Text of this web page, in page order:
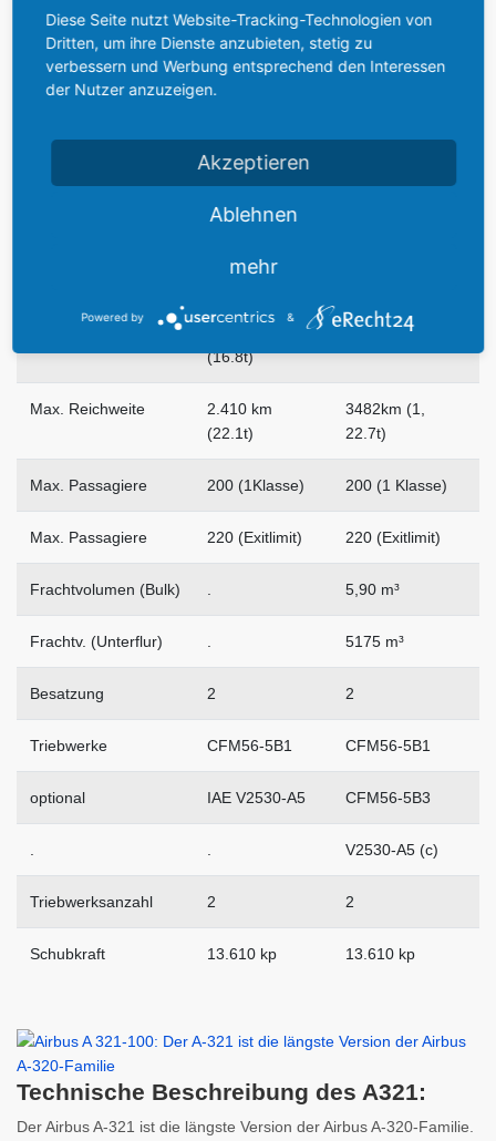
Max.
Treibstoffgewicht
18.800 kg 20.860 kg
900 km/h
830 km/h
6167km (0t)
(16.8t)
5.000 km (16.8t)
Max. Reichweite
2.410 km
(22.1t)
3482km (1,
22.7t)
Max. Passagiere 200 (1Klasse) 200 (1 Klasse)
Max. Passagiere 220 (Exitlimit) 220 (Exitlimit)
Frachtvolumen (Bulk) . 5,90 m³
Frachtv. (Unterflur) . 5175 m³
Besatzung 2 2
Triebwerke CFM56-5B1 CFM56-5B1
optional IAE V2530-A5 CFM56-5B3
. . V2530-A5 (c)
Triebwerksanzahl 2 2
Schubkraft 13.610 kp 13.610 kp
Technische Beschreibung des A321:
Der Airbus A-321 ist die längste Version der Airbus A-320-Familie.
Diese Seite nutzt Website-Tracking-Technologien von
Dritten, um ihre Dienste anzubieten, stetig zu
verbessern und Werbung entsprechend den Interessen
der Nutzer anzuzeigen.
Akzeptieren
Ablehnen
mehr
Powered by &